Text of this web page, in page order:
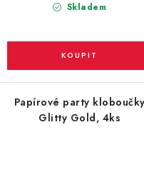
Skladem
Papírové party kloboučky
Glitty Gold, 4ks